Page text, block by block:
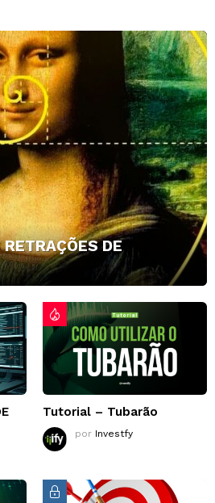
DE
Tutorial – Tubarão
por Investfy